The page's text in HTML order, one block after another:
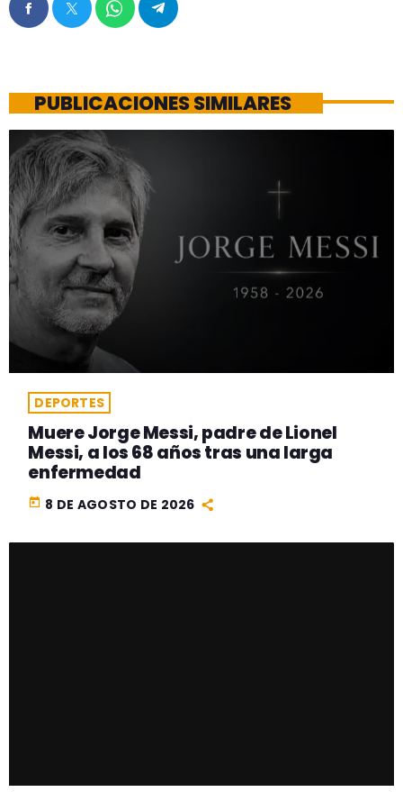
PUBLICACIONES SIMILARES
DEPORTES
Muere Jorge Messi, padre de Lionel
Messi, a los 68 años tras una larga
enfermedad
today 8 DE AGOSTO DE 2026